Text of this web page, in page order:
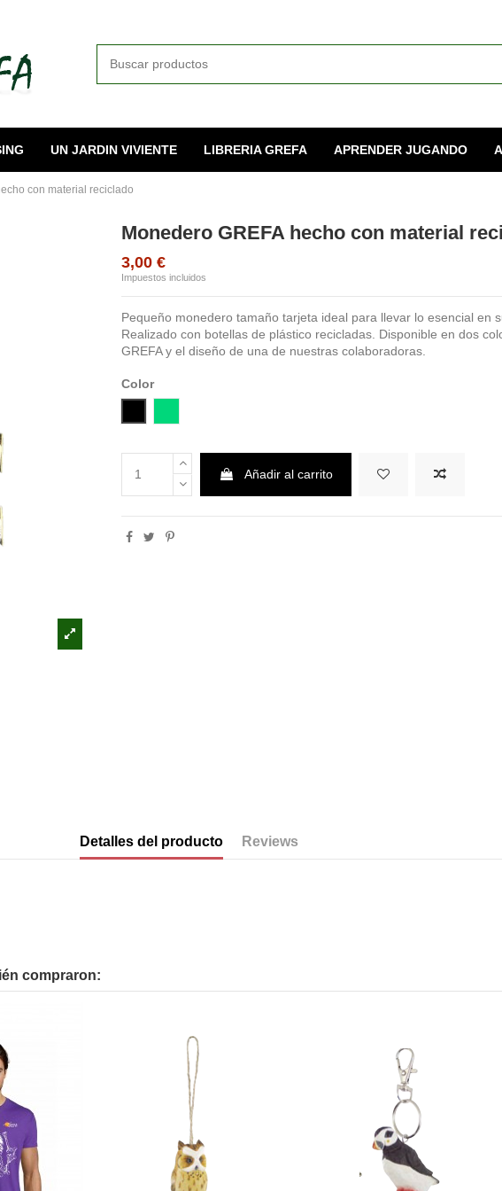
UN JARDIN VIVIENTE LIBRERIA GREFA APRENDER JUGANDO
con material reciclado
Monedero GREFA hecho con material
3,00 €
Impuestos incluidos
Pequeño monedero tamaño tarjeta ideal para llevar lo esencial en
Realizado con botellas de plástico recicladas. Disponible en dos
GREFA y el diseño de una de nuestras colaboradoras.
Color
Añadir al carrito
Detalles del producto Reviews
compraron: